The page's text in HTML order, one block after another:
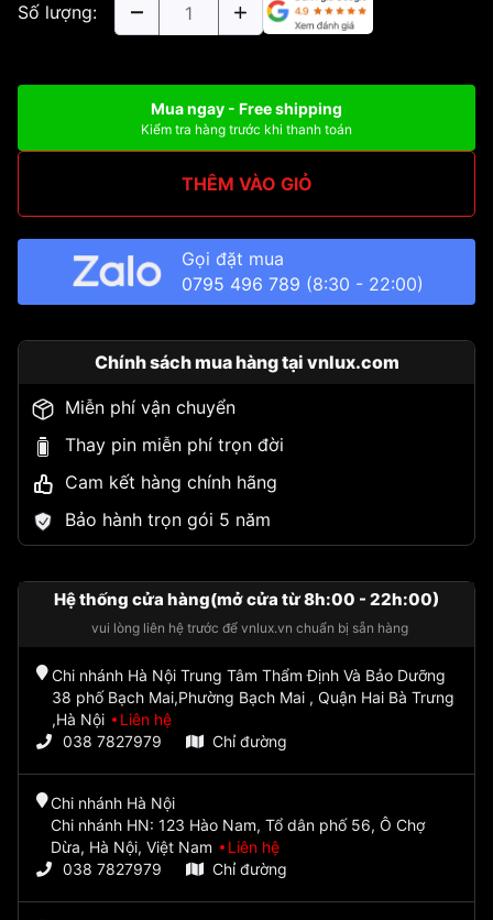
Số lượng:
Mua ngay - Free shipping
Kiểm tra hàng trước khi thanh toán
THÊM VÀO GIỎ
Gọi đặt mua
0795 496 789 (8:30 - 22:00)
Chính sách mua hàng tại vnlux.com
Miễn phí vận chuyển
Thay pin miễn phí trọn đời
Cam kết hàng chính hãng
Bảo hành trọn gói 5 năm
Hệ thống cửa hàng(mở cửa từ 8h:00 - 22h:00)
vui lòng liên hệ trước để vnlux.vn chuẩn bị sẵn hàng
Chi nhánh Hà Nội Trung Tâm Thẩm Định Và Bảo Dưỡng
38 phố Bạch Mai,Phường Bạch Mai , Quận Hai Bà Trưng
,Hà Nội
Liên hệ
038 7827979
Chỉ đường
Chi nhánh Hà Nội
Chi nhánh HN: 123 Hào Nam, Tổ dân phố 56, Ô Chợ
Dừa, Hà Nội, Việt Nam
Liên hệ
038 7827979
Chỉ đường